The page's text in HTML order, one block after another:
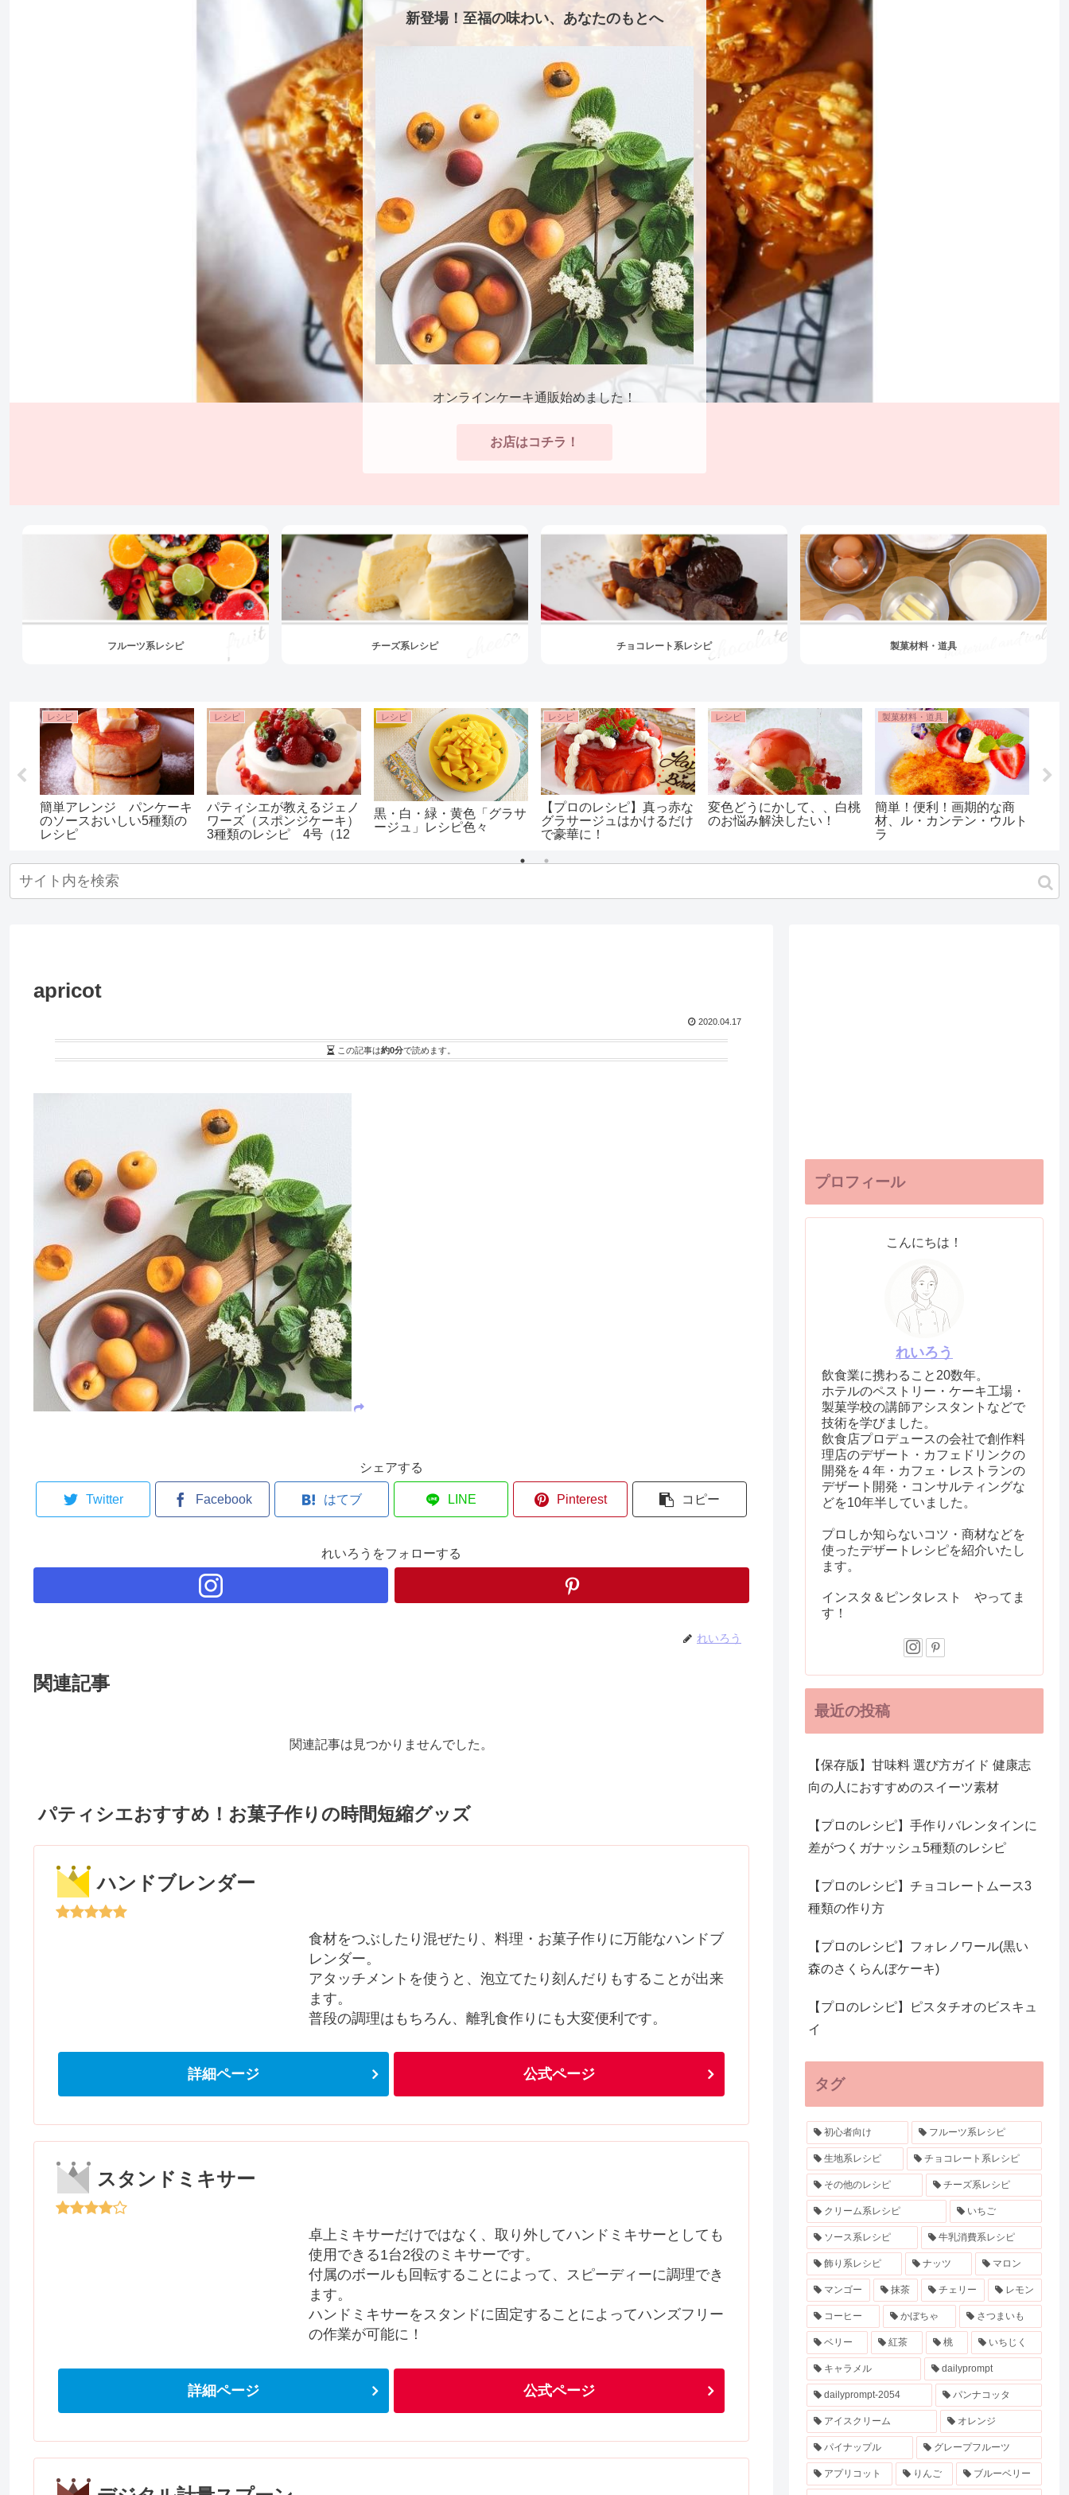
新登場！至福の味わい、あなたのもとへ
オンラインケーキ通販始めました！
お店はコチラ！
フルーツ系レシピ チーズ系レシピ チョコレート系レシピ 製菓材料・道具
レシピ
簡単アレンジ パンケーキ
のソースおいしい5種類の
レシピ
レシピ
パティシエが教えるジェノ
ワーズ（スポンジケーキ）
3種類のレシピ 4号（12
チ）までサイズごとの配合
レシピ
黒・白・緑・黄色「グラサ
ージュ」レシピ色々
レシピ
【プロのレシピ】真っ赤な
グラサージュはかけるだけ
で豪華に！
レシピ
変色どうにかして、、白桃
のお悩み解決したい！
製菓材料・道具
簡単！便利！画期的な商
材、ル・カンテン・ウルト
ラ
apricot
2020.04.17
この記事は約0分で読めます。
シェアする
Twitter Facebook はてブ LINE Pinterest コピー
れいろうをフォローする
れいろう
関連記事
関連記事は見つかりませんでした。
パティシエおすすめ！お菓子作りの時間短縮グッズ
ハンドブレンダー
食材をつぶしたり混ぜたり、料理・お菓子作りに万能なハンドブ
レンダー。
アタッチメントを使うと、泡立てたり刻んだりもすることが出来
ます。
普段の調理はもちろん、離乳食作りにも大変便利です。
詳細ページ 公式ページ
スタンドミキサー
卓上ミキサーだけではなく、取り外してハンドミキサーとしても
使用できる1台2役のミキサーです。
付属のボールも回転することによって、スピーディーに調理でき
ます。
ハンドミキサーをスタンドに固定することによってハンズフリー
の作業が可能に！
詳細ページ 公式ページ
プロフィール
こんにちは！
れいろう
飲食業に携わること20数年。
ホテルのペストリー・ケーキ工場・
製菓学校の講師アシスタントなどで
技術を学びました。
飲食店プロデュースの会社で創作料
理店のデザート・カフェドリンクの
開発を４年・カフェ・レストランの
デザート開発・コンサルティングな
どを10年半していました。
プロしか知らないコツ・商材などを
使ったデザートレシピを紹介いたし
ます。
インスタ＆ピンタレスト やってま
す！
最近の投稿
【保存版】甘味料 選び方ガイド 健康志
向の人におすすめのスイーツ素材
【プロのレシピ】手作りバレンタインに
差がつくガナッシュ5種類のレシピ
【プロのレシピ】チョコレートムース3
種類の作り方
【プロのレシピ】フォレノワール(黒い
森のさくらんぼケーキ)
【プロのレシピ】ピスタチオのビスキュ
イ
タグ
初心者向け フルーツ系レシピ
生地系レシピ チョコレート系レシピ
その他のレシピ チーズ系レシピ
クリーム系レシピ いちご
ソース系レシピ 牛乳消費系レシピ
飾り系レシピ ナッツ マロン
マンゴー 抹茶 チェリー レモン
コーヒー かぼちゃ さつまいも
ベリー 紅茶 桃 いちじく
キャラメル dailyprompt
dailyprompt-2054 パンナコッタ
アイスクリーム オレンジ
パイナップル グレープフルーツ
アプリコット りんご ブルーベリー